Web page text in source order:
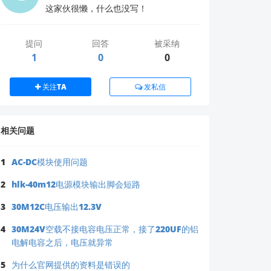
联系我们的技术支持团队获取进一步帮助。
这家伙很懒，什么也没写！
提问
1
回答
0
被采纳
0
关注TA 发私信
相关问题
1 AC-DC模块使用问题
2 hlk-40m12电源模块输出脚会短路
3 30M12C电压输出12.3V
4 30M24V空载不接电容电压正常，接了220UF的铝
电解电容之后，电压就异常
5 为什么官网提供的资料是错误的